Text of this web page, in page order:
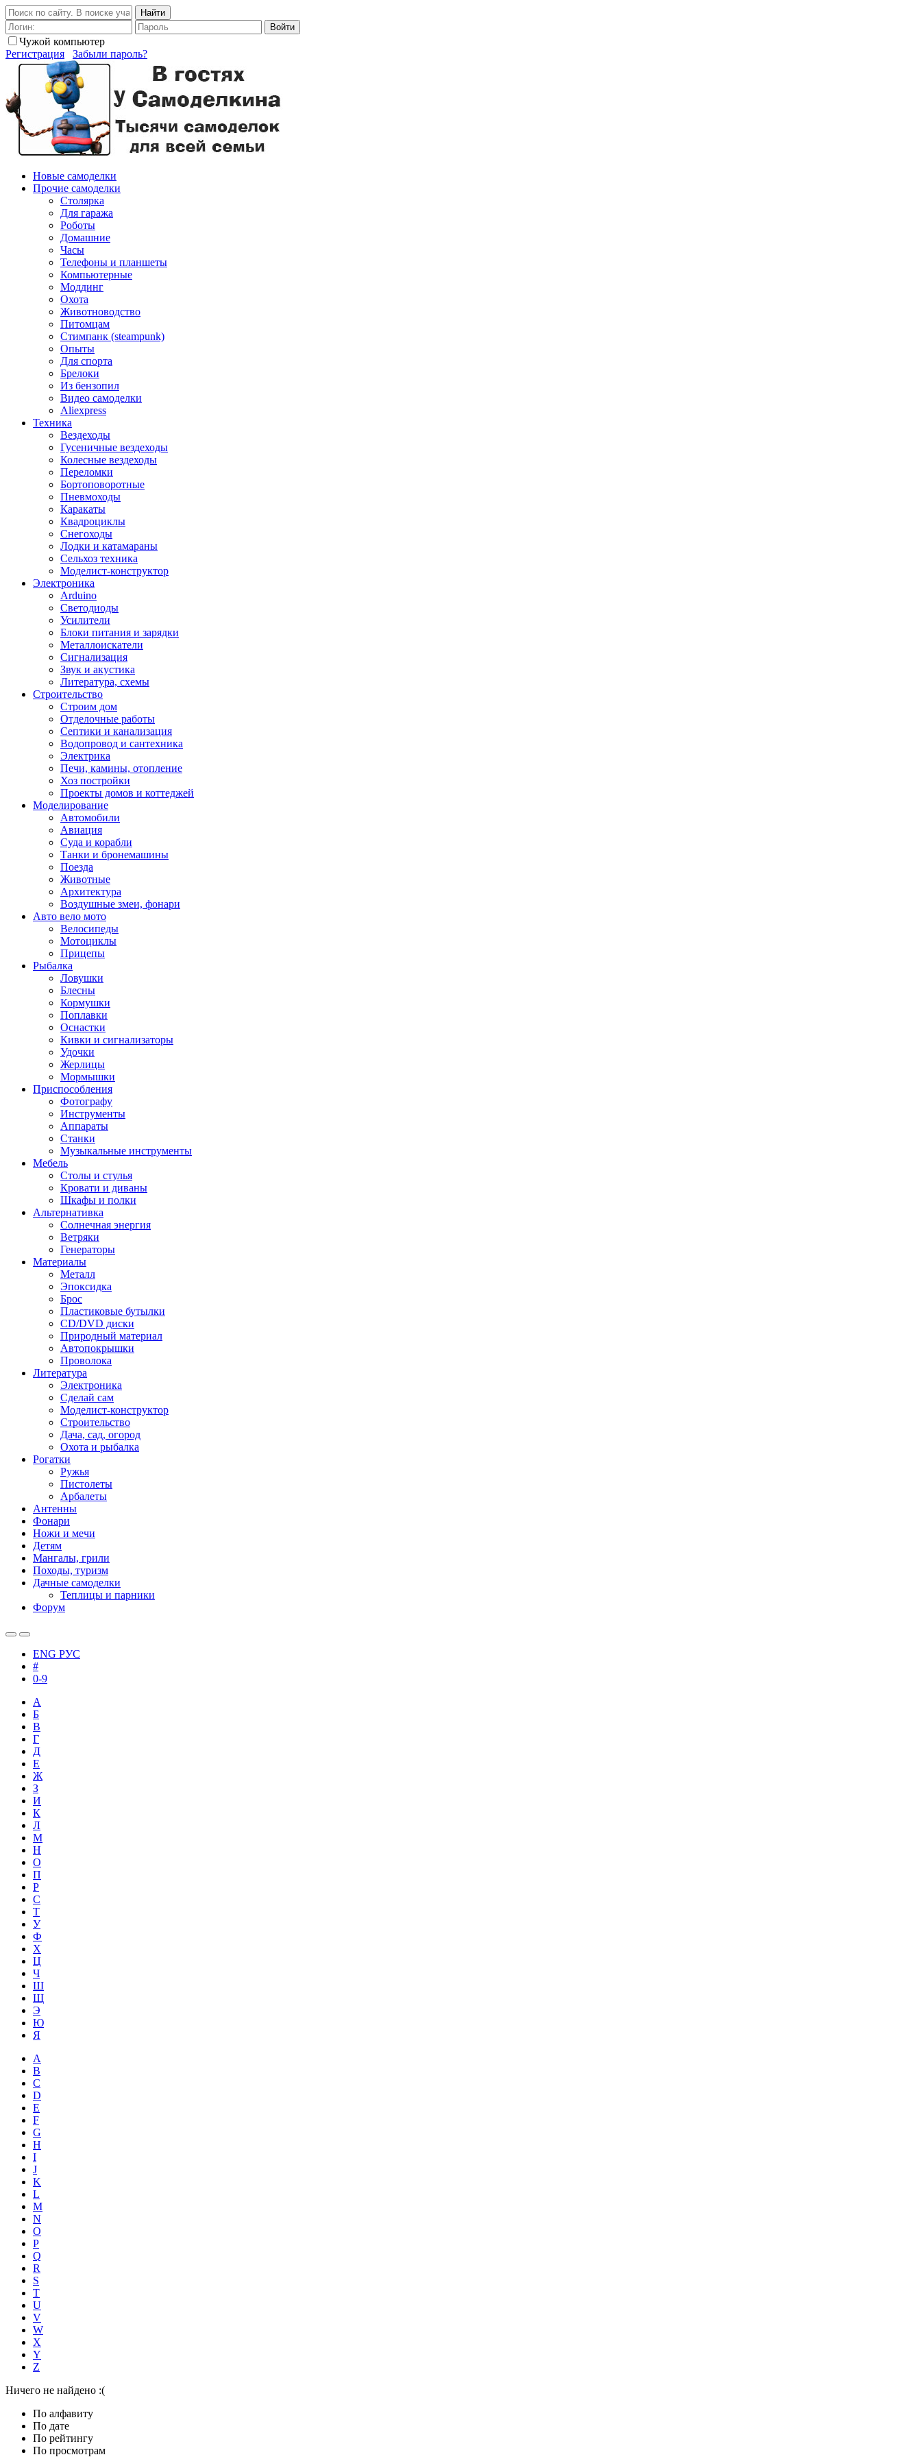
Найти
Войти
Чужой компьютер
Регистрация
Забыли пароль?
Новые самоделки
Прочие самоделки
Столярка
Для гаража
Роботы
Домашние
Часы
Телефоны и планшеты
Компьютерные
Моддинг
Охота
Животноводство
Питомцам
Стимпанк (steampunk)
Опыты
Для спорта
Брелоки
Из бензопил
Видео самоделки
Aliexpress
Техника
Вездеходы
Гусеничные вездеходы
Колесные вездеходы
Переломки
Бортоповоротные
Пневмоходы
Каракаты
Квадроциклы
Снегоходы
Лодки и катамараны
Сельхоз техника
Моделист-конструктор
Электроника
Arduino
Светодиоды
Усилители
Блоки питания и зарядки
Металлоискатели
Сигнализация
Звук и акустика
Литература, схемы
Строительство
Строим дом
Отделочные работы
Септики и канализация
Водопровод и сантехника
Электрика
Печи, камины, отопление
Хоз постройки
Проекты домов и коттеджей
Моделирование
Автомобили
Авиация
Суда и корабли
Танки и бронемашины
Поезда
Животные
Архитектура
Воздушные змеи, фонари
Авто вело мото
Велосипеды
Мотоциклы
Прицепы
Рыбалка
Ловушки
Блесны
Кормушки
Поплавки
Оснастки
Кивки и сигнализаторы
Удочки
Жерлицы
Мормышки
Приспособления
Фотографу
Инструменты
Аппараты
Станки
Музыкальные инструменты
Мебель
Столы и стулья
Кровати и диваны
Шкафы и полки
Альтернативка
Солнечная энергия
Ветряки
Генераторы
Материалы
Металл
Эпоксидка
Брос
Пластиковые бутылки
CD/DVD диски
Природный материал
Автопокрышки
Проволока
Литература
Электроника
Сделай сам
Моделист-конструктор
Строительство
Дача, сад, огород
Охота и рыбалка
Рогатки
Ружья
Пистолеты
Арбалеты
Антенны
Фонари
Ножи и мечи
Детям
Мангалы, грили
Походы, туризм
Дачные самоделки
Теплицы и парники
Форум
ENG РУС
#
0-9
А
Б
В
Г
Д
Е
Ж
З
И
К
Л
М
Н
О
П
Р
С
Т
У
Ф
Х
Ц
Ч
Ш
Щ
Э
Ю
Я
A
B
C
D
E
F
G
H
I
J
K
L
M
N
O
P
Q
R
S
T
U
V
W
X
Y
Z
Ничего не найдено :(
По алфавиту
По дате
По рейтингу
По просмотрам